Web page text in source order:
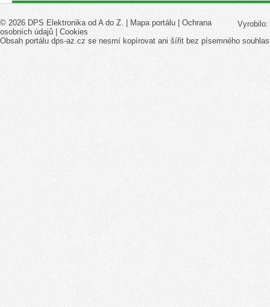
Vyrobilo:
© 2026 DPS Elektronika od A do Z. | Mapa portálu
Ochrana
osobních údajů
Cookies
Obsah portálu dps-az.cz se nesmí kopírovat ani šířit bez písemného